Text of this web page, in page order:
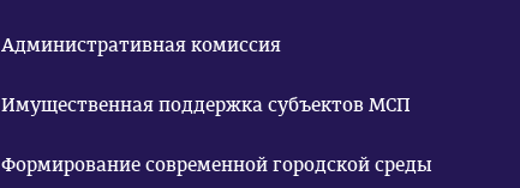
Административная комиссия
Имущественная поддержка субъектов МСП
Формирование современной городской среды